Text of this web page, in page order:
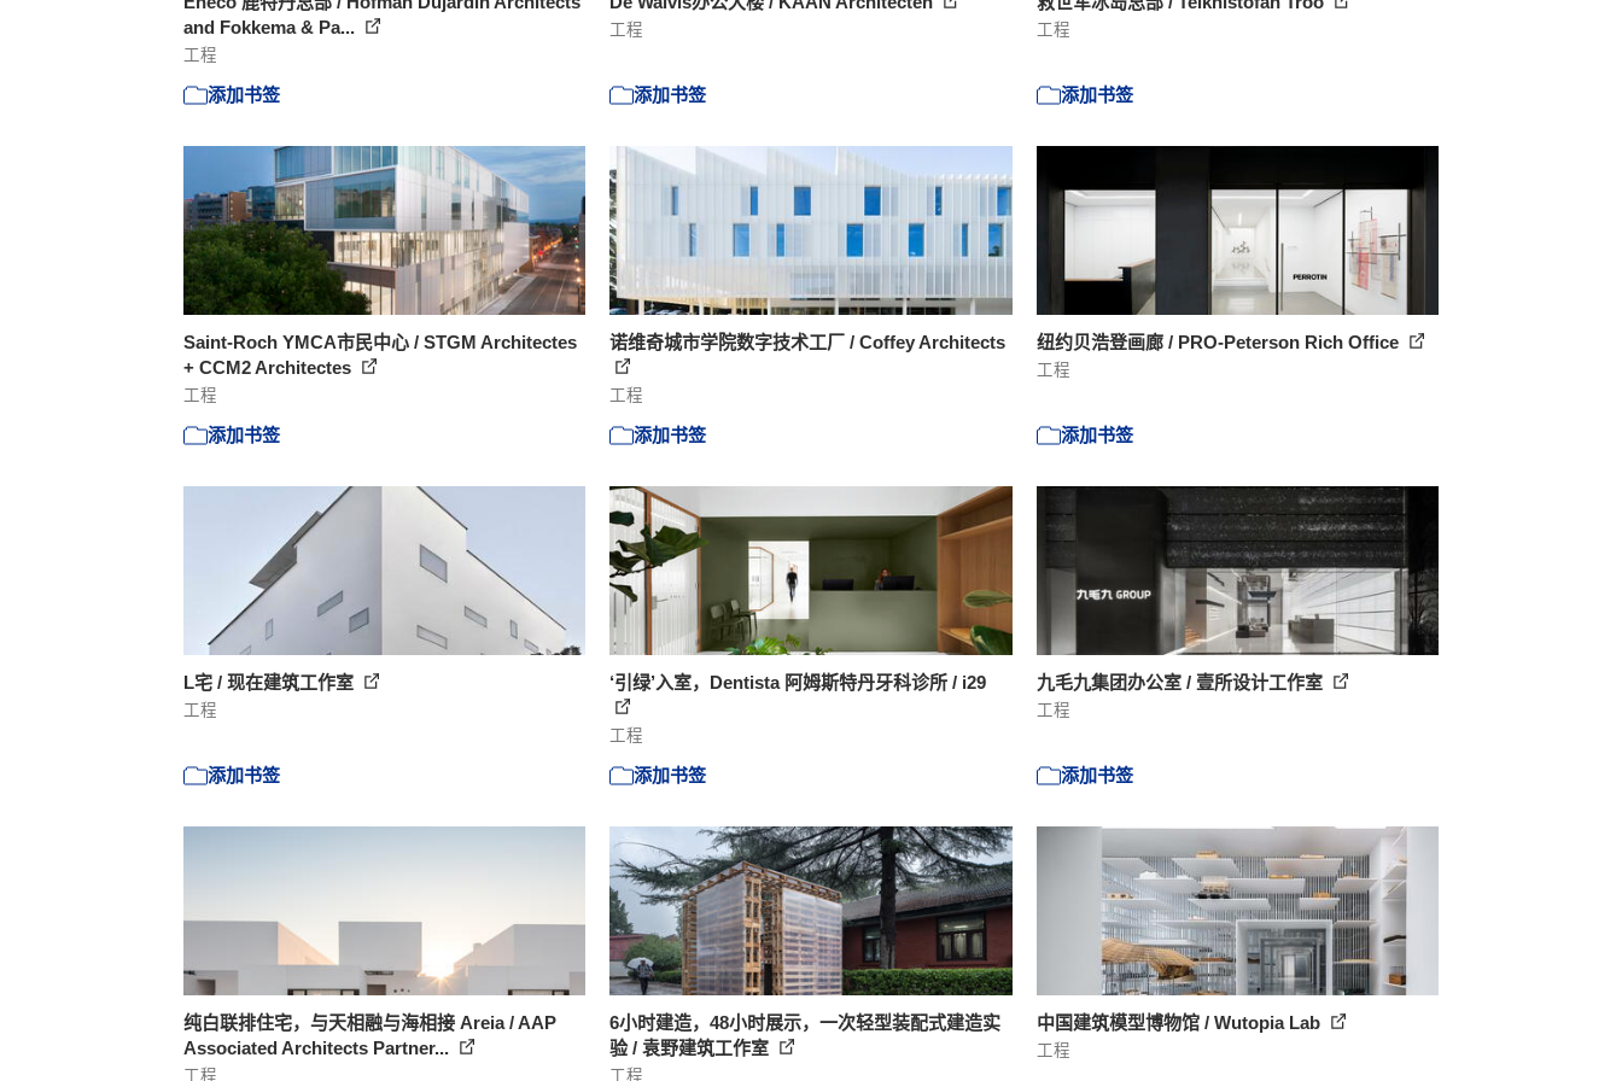
and Fokkema & Pa...
工程
添加书签
工程
添加书签
工程
添加书签
Saint-Roch YMCA市民中心 / STGM Architectes
+ CCM2 Architectes
工程
添加书签
诺维奇城市学院数字技术工厂 / Coffey Architects
工程
添加书签
纽约贝浩登画廊 / PRO-Peterson Rich Office
工程
添加书签
L宅 / 现在建筑工作室
工程
添加书签
‘引绿’入室，Dentista 阿姆斯特丹牙科诊所 / i29
工程
添加书签
九毛九集团办公室 / 壹所设计工作室
工程
添加书签
纯白联排住宅，与天相融与海相接 Areia / AAP
Associated Architects Partner...
工程
6小时建造，48小时展示，一次轻型装配式建造实
验 / 袁野建筑工作室
工程
中国建筑模型博物馆 / Wutopia Lab
工程